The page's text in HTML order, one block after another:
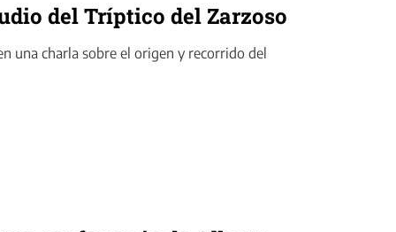
del Tríptico del Zarzoso
una charla sobre el origen y recorrido del